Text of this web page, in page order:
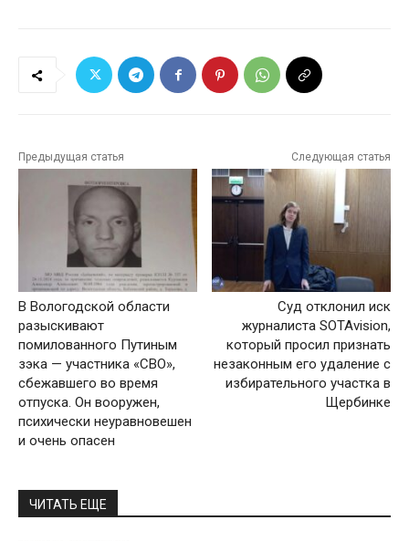
Предыдущая статья
В Вологодской области
разыскивают
помилованного Путиным
зэка — участника «СВО»,
сбежавшего во время
отпуска. Он вооружен,
психически неуравновешен
и очень опасен
Следующая статья
Суд отклонил иск
журналиста SOTAvision,
который просил признать
незаконным его удаление с
избирательного участка в
Щербинке
ЧИТАТЬ ЕЩЕ